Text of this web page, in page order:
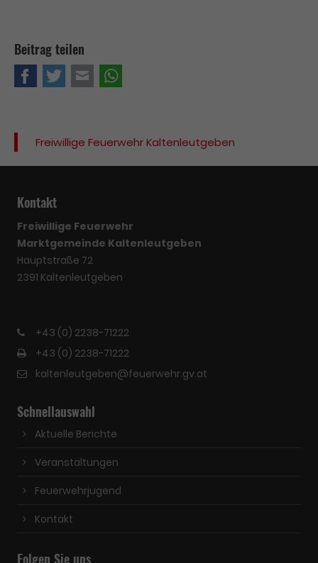
Beitrag teilen
Facebook
Twitter E-mail
Freiwillige Feuerwehr Kaltenleutgeben
Kontakt
Freiwillige Feuerwehr
Marktgemeinde Kaltenleutgeben
Hauptstraße 72
2391 Kaltenleutgeben
+43 (0) 2238-71222
+43 (0) 2238-71222
kaltenleutgeben@feuerwehr.gv.at
Schnellauswahl
Aktuelle Berichte
Veranstaltungen
Feuerwehrjugend
Kontakt
Folgen Sie uns